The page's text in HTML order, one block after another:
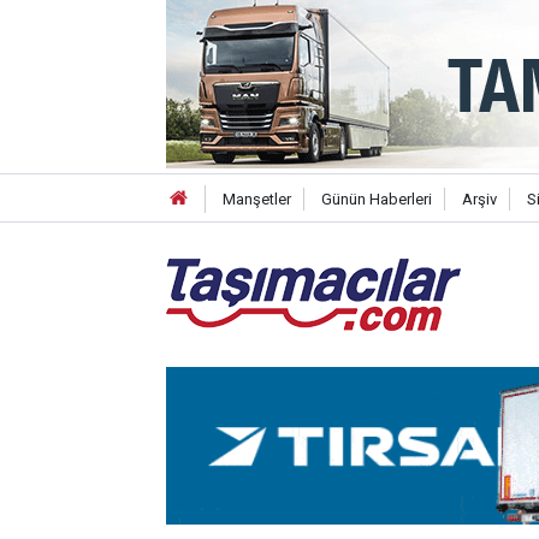
Manşetler Günün Haberleri Arşiv